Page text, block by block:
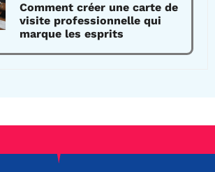
Comment créer une carte de
visite professionnelle qui
marque les esprits